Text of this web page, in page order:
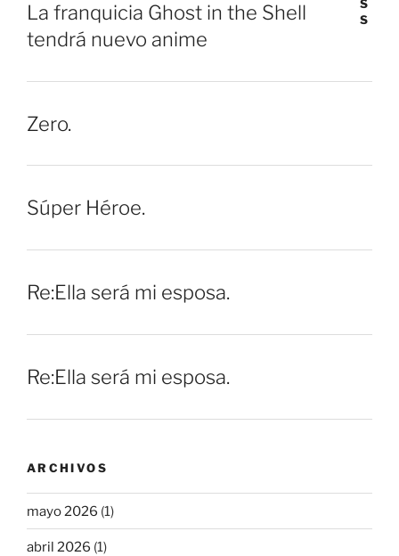
La franquicia Ghost in the Shell
tendrá nuevo anime
Zero.
Súper Héroe.
Re:Ella será mi esposa.
Re:Ella será mi esposa.
ARCHIVOS
mayo 2026 (1)
abril 2026 (1)